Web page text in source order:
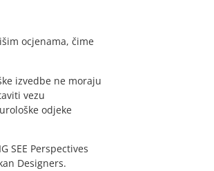
ocjenama, čime
izvedbe ne moraju
vezu
odjeke
SEE Perspectives
Designers.